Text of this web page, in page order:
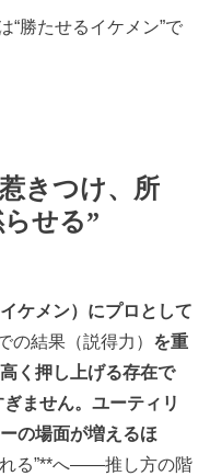
“勝たせるイケメン”で
きつけ、所
せる”
ケメン）にプロとして
の結果（説得力） を重
く押し上げる存在で
ません。ユーティリ
の場面が増えるほ
れる”**へ——推し方の階